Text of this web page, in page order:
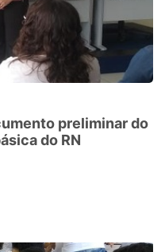
preliminar do
do RN